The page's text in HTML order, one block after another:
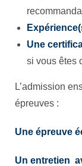
Une
si vous êtes
L’admission
épreuves :
Une épreuve
Un entretien